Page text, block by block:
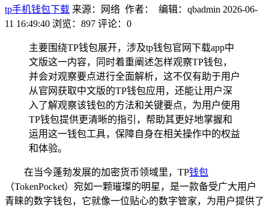
tp手机钱包下载 来源：网络 作者： 编辑：qbadmin 2026-06-
11 16:49:40 浏览：897 评论：0
主要围绕TP钱包展开，涉及tp钱包官网下载app中
文版这一内容，同时着重阐述怎样观察TP钱包，
并会对观察要点进行全面解析，这不仅有助于用户
从官网获取中文版的TP钱包应用，还能让用户深
入了解观察该钱包的方法和关键要点，为用户使用
TP钱包提供更清晰的指引，帮助其更好地掌握和
运用这一钱包工具，保障自身在相关操作中的权益
和体验。
在当今蓬勃发展的加密货币领域里，TP钱包
（TokenPocket）宛如一颗璀璨的明星，是一款备受广大用户
青睐的数字钱包，它就像一位贴心的数字管家，为用户提供了